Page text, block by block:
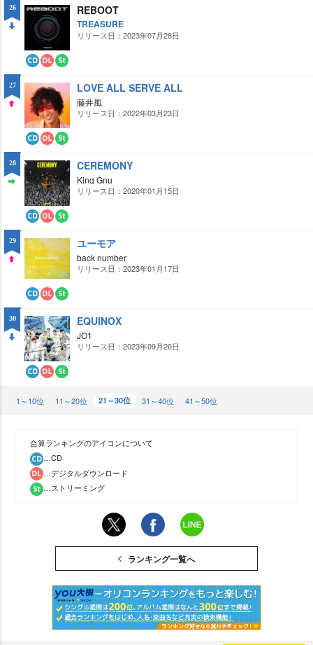
ロ
ー
ド
ー
ミ
ン
グ
26
ウ
ン
ロ
ー
ド
ト
リ
ー
ミ
ン
グ
REBOOT
TREASURE
リリース日：2023年07月28日
27
ウ
ン
ロ
ー
ド
ト
リ
ー
ミ
ン
グ
LOVE ALL SERVE ALL
藤井風
リリース日：2022年03月23日
28
ウ
ン
ロ
ー
ド
ト
リ
ー
ミ
ン
グ
CEREMONY
King Gnu
リリース日：2020年01月15日
29
ウ
ン
ロ
ー
ド
ト
リ
ー
ミ
ン
グ
ユーモア
back number
リリース日：2023年01月17日
30
ン リ
EQUINOX
JO1
リリース日：2023年09月20日
1～10位 11～20位 21～30位 31～40位 41～50位
合算ランキングのアイコンについて
…CD
…デジタルダウンロード
…ストリーミング
ランキング一覧へ